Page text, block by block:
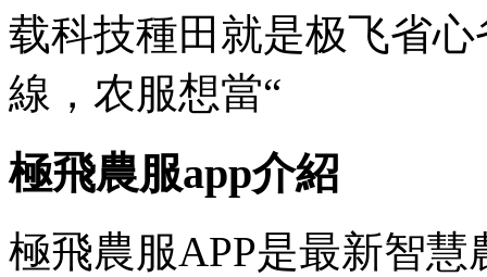
载科技種田就是极飞省
線，农服想當“
極飛農服app介紹
極飛農服APP是最新智慧